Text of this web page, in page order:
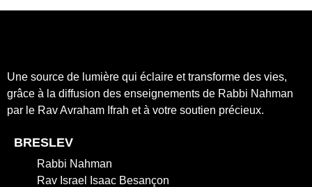
Une source de lumière qui éclaire et transforme des vies,
grâce à la diffusion des enseignements de Rabbi Nahman
par le Rav Avraham Ifrah et à votre soutien précieux.
BRESLEV
Rabbi Nahman
Rav Israel Isaac Besançon